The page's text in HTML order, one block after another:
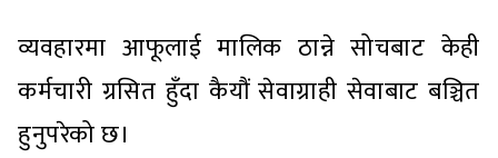
व्यवहारमा आफूलाई मालिक ठान्ने सोचबाट केही
कर्मचारी ग्रसित हुँदा कैयौं सेवाग्राही सेवाबाट बञ्चित
हुनुपरेको छ।